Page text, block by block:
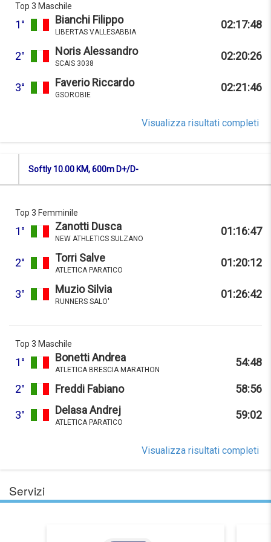
Top 3 Maschile
1° Bianchi Filippo
LIBERTAS VALLESABBIA
02:17:48
2° Noris Alessandro
SCAIS 3038
02:20:26
3° Faverio Riccardo
GSOROBIE
02:21:46
Visualizza risultati completi
Softly 10.00 KM, 600m D+/D-
Top 3 Femminile
1° Zanotti Dusca
NEW ATHLETICS SULZANO
01:16:47
2° Torri Salve
ATLETICA PARATICO
01:20:12
3° Muzio Silvia
RUNNERS SALO'
01:26:42
Top 3 Maschile
1° Bonetti Andrea
ATLETICA BRESCIA MARATHON
54:48
2° Freddi Fabiano 58:56
3° Delasa Andrej
ATLETICA PARATICO
59:02
Visualizza risultati completi
Servizi